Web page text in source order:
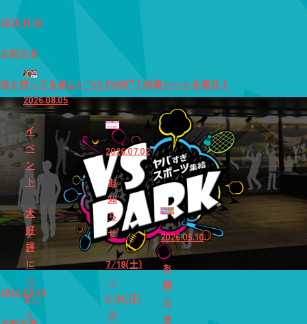
2026.08.05
イ
ベ
ン
ト
大
好
評
に
つ
き、
9
2026.07.02
お
知
ら
せ
7/18(土)
～
8/31(日)
の
2026.05.10
お
知
ら
せ
2025.11.06
お知らせ
誰と行っても楽しい"VS PARK"！体験シーンを紹介！
2024.09.18